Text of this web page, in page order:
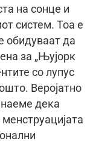
на сонце и
систем. Тоа е
обидуваат да
за „Њујорк
со лупус
Веројатно
дека